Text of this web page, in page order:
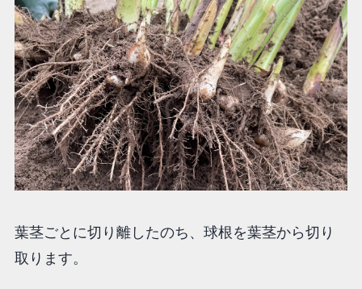
葉茎ごとに切り離したのち、球根を葉茎から切り
取ります。